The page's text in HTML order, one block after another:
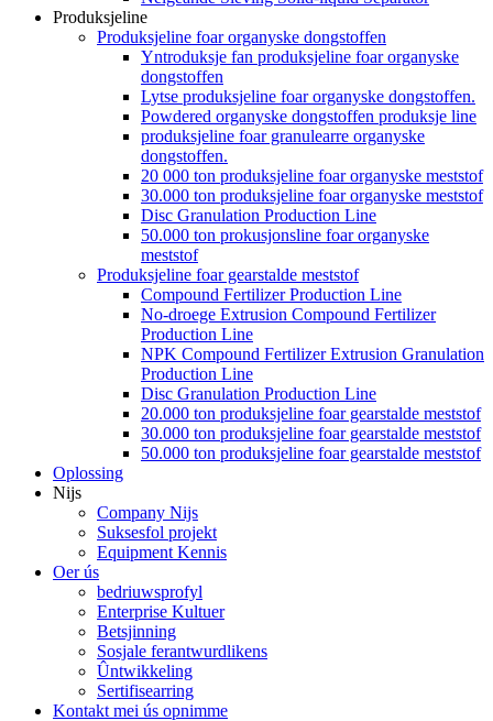
Produksjeline
Produksjeline foar organyske dongstoffen
Yntroduksje fan produksjeline foar organyske
dongstoffen
Lytse produksjeline foar organyske dongstoffen.
Powdered organyske dongstoffen produksje line
produksjeline foar granulearre organyske
dongstoffen.
20 000 ton produksjeline foar organyske meststof
30.000 ton produksjeline foar organyske meststof
Disc Granulation Production Line
50.000 ton prokusjonsline foar organyske
meststof
Produksjeline foar gearstalde meststof
Compound Fertilizer Production Line
No-droege Extrusion Compound Fertilizer
Production Line
NPK Compound Fertilizer Extrusion Granulation
Production Line
Disc Granulation Production Line
20.000 ton produksjeline foar gearstalde meststof
30.000 ton produksjeline foar gearstalde meststof
50.000 ton produksjeline foar gearstalde meststof
Oplossing
Nijs
Company Nijs
Suksesfol projekt
Equipment Kennis
Oer ús
bedriuwsprofyl
Enterprise Kultuer
Betsjinning
Sosjale ferantwurdlikens
Ûntwikkeling
Sertifisearring
Kontakt mei ús opnimme